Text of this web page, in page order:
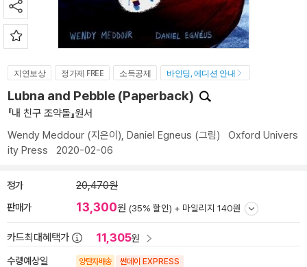
지연보상 정가제 FREE 소득공제 바인딩, 에디션 안내
Lubna and Pebble (Paperback)
『내 친구 조약돌』원서
Wendy Meddour (지은이), Daniel Egneus (그림) Oxford Univers
ity Press 2020-02-06
정가 20,470원
판매가 13,300원 (35% 할인) + 마일리지 140원
카드최대혜택가 11,305원
수령예상일 양탄자배송 썬데이 EXPRESS